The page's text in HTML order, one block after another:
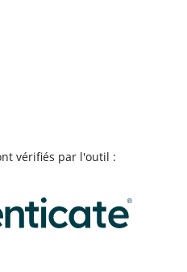
vérifiés par l'outil :